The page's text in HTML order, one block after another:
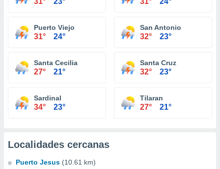
Puerto Viejo
31° 24°
San Antonio
32° 23°
Santa Cecilia
27° 21°
Santa Cruz
32° 23°
Sardinal
34° 23°
Tilaran
27° 21°
Localidades cercanas
Puerto Jesus (10.61 km)